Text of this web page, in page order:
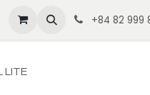
phẩm & Dịch vụ Tuyển
+84 82 999
LITE